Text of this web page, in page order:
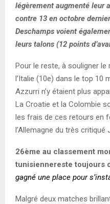
légèrement augmenté leur
contre 13 en octobre
Deschamps voient
leurs talons (12 points
Pour le reste, à souligner le
l’Italie (10e) dans le top 10
Azzurri n’y étaient plus
La Croatie et la Colombie
les frais de ces retours en
l’Allemagne du très
26ème au classement
tunisiennereste toujours
gagné une place pour
Malgré deux matches